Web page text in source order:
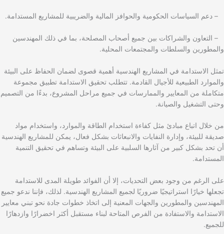
– دعم السياسات الحكومية والحوافز المالية والضريبية للمشاريع المستدامة.
– التعاون والشراكات بين جميع أصحاب المصلحة، بما في ذلك المهندسين
والمطورين والسلطات والمجتمعات المحلية.
تمثل الاستدامة في المشاريع الهندسية أهمية قصوى لضمان الحفاظ على البيئة
والموارد الطبيعية للأجيال القادمة. تتطلب تحقيق الاستدامة تطبيق مجموعة
متكاملة من المعايير والممارسات في جميع مراحل المشروع، بدءًا من التصميم
وحتى التشغيل والصيانة.
من خلال اتباع مبادئ مثل كفاءة استخدام الطاقة والموارد، واستخدام مواد
صديقة للبيئة، وإدارة النفايات والانبعاثات بشكل فعال، يمكن للمشاريع الهندسية
أن تحد بشكل كبير من آثارها السلبية على البيئة وتساهم في تحقيق التنمية
المستدامة.
على الرغم من وجود بعض التحديات، إلا أن الفوائد طويلة المدى للاستدامة
تجعلها خيارًا استراتيجيًا ضروريًا لجميع المشاريع الهندسية. لذلك، فإننا ندعو جميع
المهندسين والمطورين والجهات المعنية إلى اتخاذ خطوات جادة نحو تبني معايير
الاستدامة والاستفادة من الفرص المتاحة لبناء مستقبل أكثر اخضرارًا وازدهارًا
للجميع.